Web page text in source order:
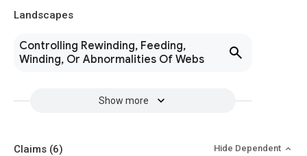
Landscapes
Controlling Rewinding, Feeding,
Winding, Or Abnormalities Of Webs
Show more
Claims (6) Hide Dependent